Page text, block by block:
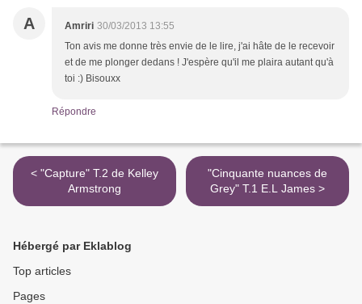
A Amriri 30/03/2013 13:55
Ton avis me donne très envie de le lire, j'ai hâte de le recevoir
et de me plonger dedans ! J'espère qu'il me plaira autant qu'à
toi :) Bisouxx
Répondre
< "Capture" T.2 de Kelley
Armstrong
"Cinquante nuances de
Grey" T.1 E.L James >
Hébergé par Eklablog
Top articles
Pages